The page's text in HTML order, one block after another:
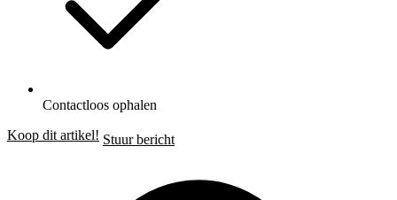
Contactloos ophalen
Koop dit artikel! Stuur bericht